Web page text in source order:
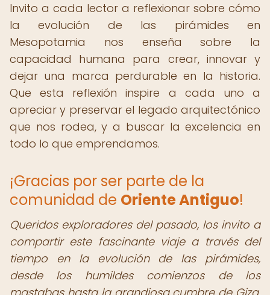
Invito a cada lector a reflexionar sobre cómo
la evolución de las pirámides en
Mesopotamia nos enseña sobre la
capacidad humana para crear, innovar y
dejar una marca perdurable en la historia.
Que esta reflexión inspire a cada uno a
apreciar y preservar el legado arquitectónico
que nos rodea, y a buscar la excelencia en
todo lo que emprendamos.
¡Gracias por ser parte de la
comunidad de Oriente Antiguo!
Queridos exploradores del pasado, los invito a
compartir este fascinante viaje a través del
tiempo en la evolución de las pirámides,
desde los humildes comienzos de los